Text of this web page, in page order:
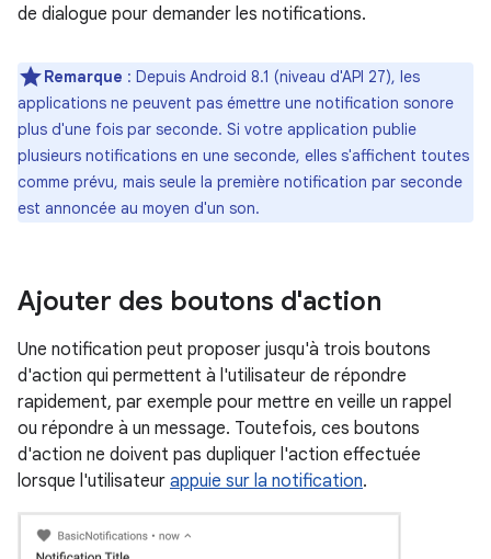
de dialogue pour demander les notifications.
Remarque : Depuis Android 8.1 (niveau d'API 27), les
applications ne peuvent pas émettre une notification sonore
plus d'une fois par seconde. Si votre application publie
plusieurs notifications en une seconde, elles s'affichent toutes
comme prévu, mais seule la première notification par seconde
est annoncée au moyen d'un son.
Ajouter des boutons d'action
Une notification peut proposer jusqu'à trois boutons
d'action qui permettent à l'utilisateur de répondre
rapidement, par exemple pour mettre en veille un rappel
ou répondre à un message. Toutefois, ces boutons
d'action ne doivent pas dupliquer l'action effectuée
lorsque l'utilisateur appuie sur la notification.